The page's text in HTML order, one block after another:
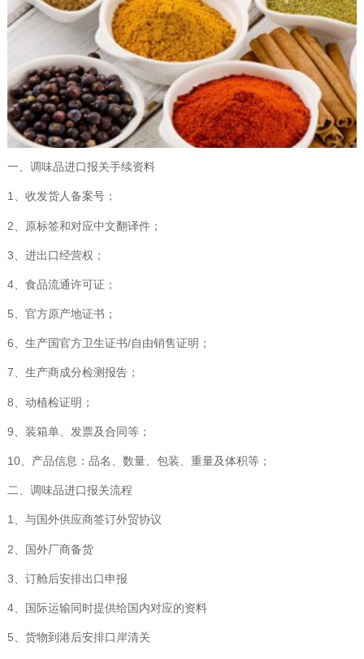
一、调味品进口报关手续资料
1、收发货人备案号；
2、原标签和对应中文翻译件；
3、进出口经营权；
4、食品流通许可证；
5、官方原产地证书；
6、生产国官方卫生证书/自由销售证明；
7、生产商成分检测报告；
8、动植检证明；
9、装箱单、发票及合同等；
10、产品信息：品名、数量、包装、重量及体积等；
二、调味品进口报关流程
1、与国外供应商签订外贸协议
2、国外厂商备货
3、订舱后安排出口申报
4、国际运输同时提供给国内对应的资料
5、货物到港后安排口岸清关